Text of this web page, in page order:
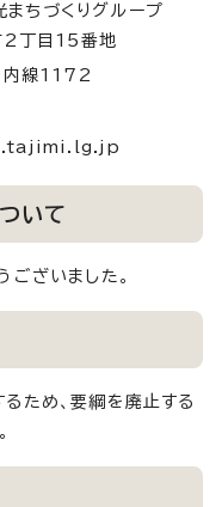
ちづくりグループ
丁目15番地
線1172
いて
ございました。
ため、要綱を廃止する